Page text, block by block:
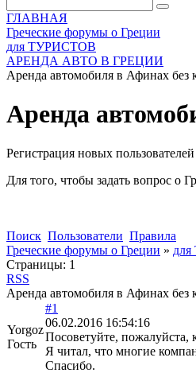
ГЛАВНАЯ
Греческие форумы о Греции
для ТУРИСТОВ
АРЕНДА АВТО В ГРЕЦИИ
Аренда автомобиля в Афинах без
Аренда
Регистрация новых
Для того, чтобы задать вопрос о
Поиск Пользователи Правила
Греческие форумы о Греции »
Страницы: 1
RSS
Аренда автомобиля в Афинах без
Yorgoz
Гость
#1
06.02.2016 16:54:16
Посоветуйте, пожалуйста,
Я читал, что многие
Спасибо.